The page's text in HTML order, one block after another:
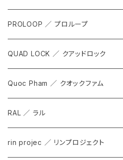
TOOL
PROLOOP ／ プロループ
QUAD LOCK ／ クアッドロック
Quoc Pham ／ クオックファム
RAL ／ ラル
rin projec ／ リンプロジェクト